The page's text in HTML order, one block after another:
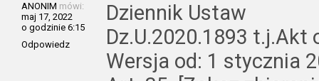
ANONIM mówi:
maj 17, 2022
o godzinie 6:15
Odpowiedz
Dziennik Ustaw
Dz.U.2020.1893 t.j.Akt
Wersja od: 1 stycznia